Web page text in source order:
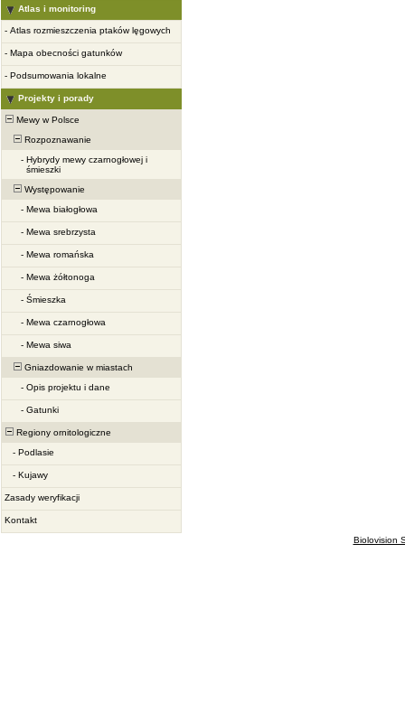
Atlas i monitoring
- Atlas rozmieszczenia ptaków lęgowych
- Mapa obecności gatunków
- Podsumowania lokalne
Projekty i porady
Mewy w Polsce
Rozpoznawanie
- Hybrydy mewy czarnogłowej i
śmieszki
Występowanie
- Mewa białogłowa
- Mewa srebrzysta
- Mewa romańska
- Mewa żółtonoga
- Śmieszka
- Mewa czarnogłowa
- Mewa siwa
Gniazdowanie w miastach
- Opis projektu i dane
- Gatunki
Regiony ornitologiczne
- Podlasie
- Kujawy
Zasady weryfikacji
Kontakt
Biolovision